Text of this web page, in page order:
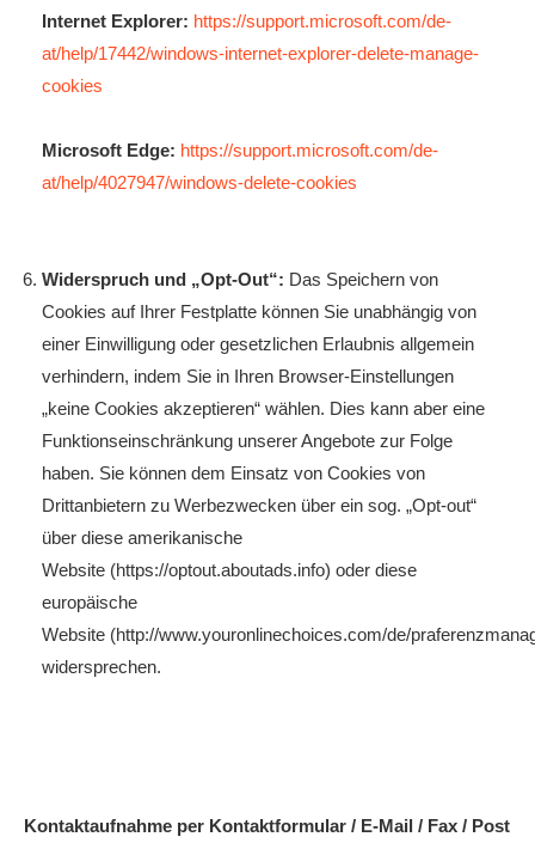
Internet Explorer: https://support.microsoft.com/de-
at/help/17442/windows-internet-explorer-delete-manage-
cookies
Microsoft Edge: https://support.microsoft.com/de-
at/help/4027947/windows-delete-cookies
Widerspruch und „Opt-Out“: Das Speichern von
Cookies auf Ihrer Festplatte können Sie unabhängig von
einer Einwilligung oder gesetzlichen Erlaubnis allgemein
verhindern, indem Sie in Ihren Browser-Einstellungen
„keine Cookies akzeptieren“ wählen. Dies kann aber eine
Funktionseinschränkung unserer Angebote zur Folge
haben. Sie können dem Einsatz von Cookies von
Drittanbietern zu Werbezwecken über ein sog. „Opt-out“
über diese amerikanische
Website (https://optout.aboutads.info) oder diese
europäische
Website (http://www.youronlinechoices.com/de/
widersprechen.
Kontaktaufnahme per Kontaktformular / E-Mail / Fax / Post